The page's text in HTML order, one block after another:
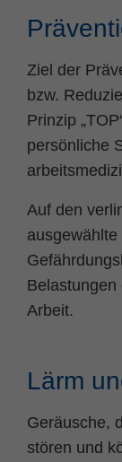
Ziel der
bzw.
Prinzip
persönliche
Auf den
Arbeit.
Lärm
Geräusche,
stören und
Name
Zweck